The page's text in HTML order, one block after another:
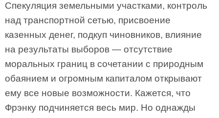
Спекуляция земельными участками, контроль
над транспортной сетью, присвоение
казенных денег, подкуп чиновников, влияние
на результаты выборов — отсутствие
моральных границ в сочетании с природным
обаянием и огромным капиталом открывают
ему все новые возможности. Кажется, что
Фрэнку подчиняется весь мир. Но однажды